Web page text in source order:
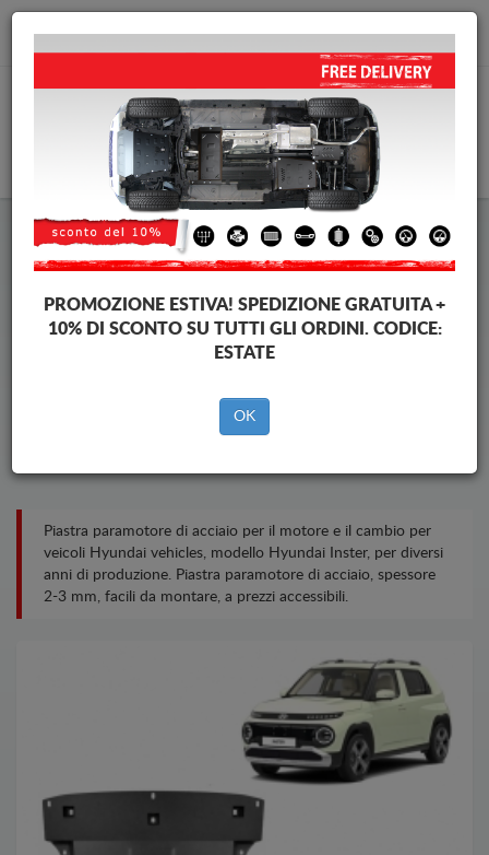
info@piastraparamotore.com
Piastra paramotore di acciaio
Hyundai Inster
Piastra paramotore di acciaio per il motore e il cambio per
veicoli Hyundai vehicles, modello Hyundai Inster, per diversi
anni di produzione. Piastra paramotore di acciaio, spessore
2-3 mm, facili da montare, a prezzi accessibili.
PROMOZIONE ESTIVA! SPEDIZIONE GRATUITA +
10% DI SCONTO SU TUTTI GLI ORDINI. CODICE:
ESTATE
OK